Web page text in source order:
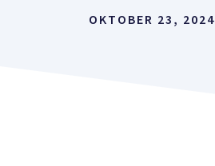
OKTOBER 23, 2024